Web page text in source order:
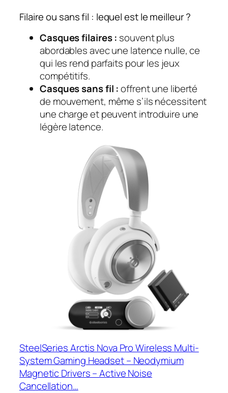
Filaire ou sans fil : lequel est le meilleur ?
Casques filaires : souvent plus
abordables avec une latence nulle, ce
qui les rend parfaits pour les jeux
compétitifs.
Casques sans fil :offrent une liberté
de mouvement, même s’ils nécessitent
une charge et peuvent introduire une
légère latence.
SteelSeries Arctis Nova Pro Wireless Multi-
System Gaming Headset – Neodymium
Magnetic Drivers – Active Noise
Cancellation…